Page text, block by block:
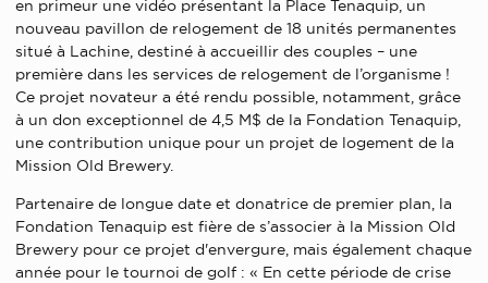
en primeur une vidéo présentant la Place Tenaquip, un
nouveau pavillon de relogement de 18 unités permanentes
situé à Lachine, destiné à accueillir des couples – une
première dans les services de relogement de l’organisme !
Ce projet novateur a été rendu possible, notamment, grâce
à un don exceptionnel de 4,5 M$ de la Fondation Tenaquip,
une contribution unique pour un projet de logement de la
Mission Old Brewery.
Partenaire de longue date et donatrice de premier plan, la
Fondation Tenaquip est fière de s’associer à la Mission Old
Brewery pour ce projet d'envergure, mais également chaque
année pour le tournoi de golf : « En cette période de crise